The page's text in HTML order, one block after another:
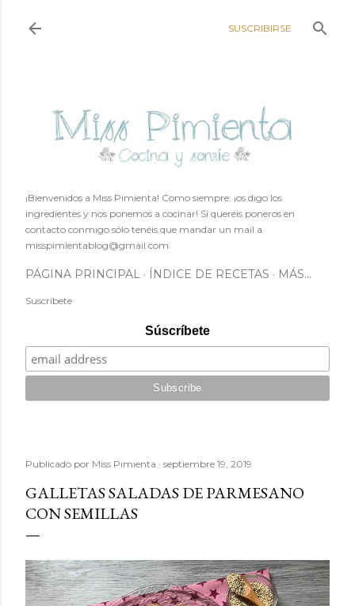
SUSCRIBIRSE
¡Bienvenidos a Miss Pimienta! Como siempre: ¡os digo los
ingredientes y nos ponemos a cocinar! Si queréis poneros en
contacto conmigo sólo tenéis que mandar un mail a
misspimientablog@gmail.com
PÁGINA PRINCIPAL ÍNDICE DE RECETAS MÁS…
Suscríbete
Súscríbete
Publicado por Miss Pimienta septiembre 19, 2019
GALLETAS SALADAS DE PARMESANO
CON SEMILLAS